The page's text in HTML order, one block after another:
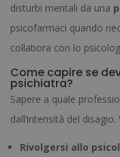
disturbi mentali da una
psicofarmaci quando
collabora con lo
Come capire se
psichiatra?
Sapere a quale
dall’intensità del
Rivolgersi allo